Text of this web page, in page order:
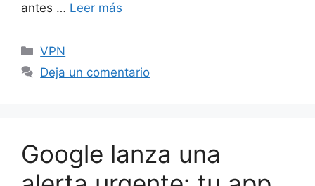
antes … Leer más
Categorías
VPN
Deja un comentario
Google lanza una